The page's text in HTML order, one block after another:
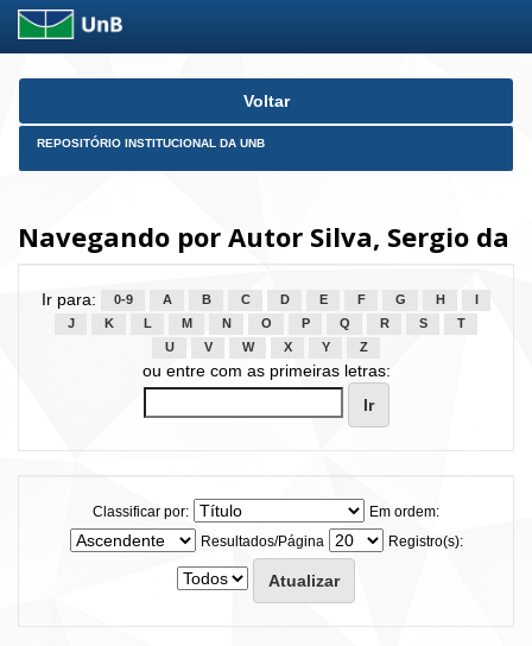
Skip
Voltar
REPOSITÓRIO INSTITUCIONAL DA UNB
Navegando por Autor Silva, Sergio da
Ir para: 0-9 A B C D E F G H
J
K L M N O P Q R S
T
U
V W X Y Z
ou entre com as primeiras letras:
Classificar por:
Em ordem:
Resultados/Página
Registro(s):